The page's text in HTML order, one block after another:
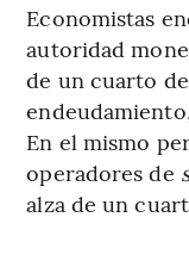
Economistas
autoridad
de un cuarto
En el mismo
operadores de
alza de un